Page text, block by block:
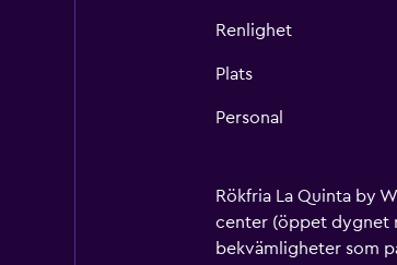
Renlighet
Plats
Personal
Rökfria La Quinta by
center (öppet dygnet
bekvämligheter som